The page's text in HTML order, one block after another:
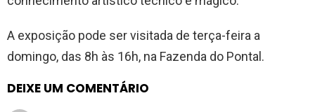
A exposição pode ser visitada de terça-feira a
domingo, das 8h às 16h, na Fazenda do Pontal.
DEIXE UM COMENTÁRIO